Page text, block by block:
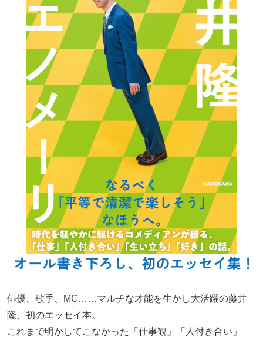
俳優、歌手、MC……マルチな才能を生かし大活躍の藤井
隆、初のエッセイ本。
これまで明かしてこなかった「仕事観」「人付き合い」